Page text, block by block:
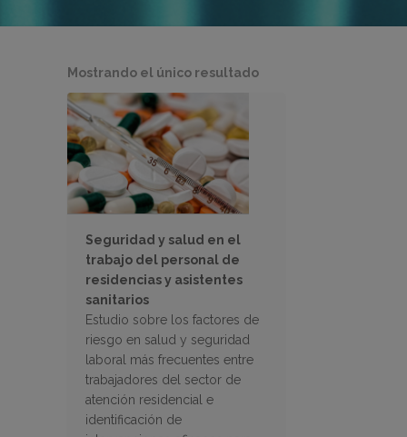
Mostrando el único resultado
Seguridad y salud en el
trabajo del personal de
residencias y asistentes
sanitarios
Estudio sobre los factores de
riesgo en salud y seguridad
laboral más frecuentes entre
trabajadores del sector de
atención residencial e
identificación de